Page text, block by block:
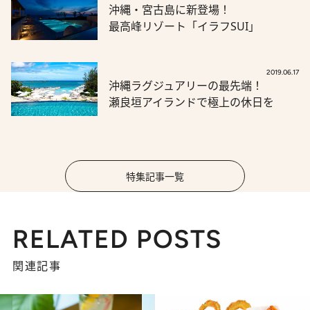
沖縄・宮古島に新登場！
最高峰リゾート「イラフSUI」
2019.06.17
沖縄ラグジュアリーの最先端！
瀬良垣アイランドで極上の休日を
特集記事一覧
RELATED POSTS
関連記事